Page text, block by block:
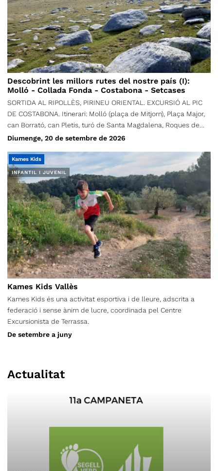
Descobrint les millors rutes del nostre país (I):
Molló - Collada Fonda - Costabona - Setcases
SORTIDA AL RIPOLLÈS, PIRINEU ORIENTAL. EXCURSIÓ AL PIC
DE COSTABONA. Itinerari: Molló (plaça de Mitjorn), Plaça Major,
can Borrató, can Pletis, turó de Santa Magdalena, Roques de
Santa Creu, Igols d'en Romaní, Puig de Sant Joan, Collada de la
Verda, Collada Fonda, (opcional: Roques d'en Mercer, Roca
Blanca dels Oms, font de Fra Joan, Coll de Pal, cim de
Costabona, Collada Fonda), Serrat del Solà de Bones, ruta dels
Contrabandistes, torrent del Camp d'en Malet, Cabana del
Ferrer, la Rodonella, torrent de Vall-llobre, la Vall Llobre, pont
d'en Xecó i Setcases. Itinerari normal: Molló - Collada Fonda -
Setcases (14,590 km) (+ 745 m) (- 664 m) Itinerari opcional al
cim del Costabona: Molló - Collada Fonda - cim de Costabona
- Collada Fonda - Setcases (20,680 km) (+ 1.298 m) (- 1.220 m)
Itinerari opcional per als que no pugen al Costabona: Collada
Fonda - Collada de la Balmeta (refugi Jaume Ferrer) - Collada
Diumenge, 20 de setembre de 2026
INFANTIL I JUVENIL
Kames Kids
Kames Kids Vallès
Kames Kids és una activitat esportiva i de lleure, adscrita a
federació i sense ànim de lucre, coordinada pel Centre
Excursionista de Terrassa.
De setembre a juny
Actualitat